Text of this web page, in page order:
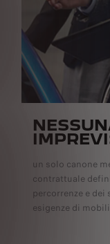
un solo canone
contrattuale
percorrenze e
esigenze di